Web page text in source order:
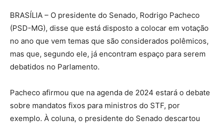
BRASÍLIA – O presidente do Senado, Rodrigo Pacheco
(PSD-MG), disse que está disposto a colocar em votação
no ano que vem temas que são considerados polêmicos,
mas que, segundo ele, já encontram espaço para serem
debatidos no Parlamento.
Pacheco afirmou que na agenda de 2024 estará o debate
sobre mandatos fixos para ministros do STF, por
exemplo. À coluna, o presidente do Senado descartou